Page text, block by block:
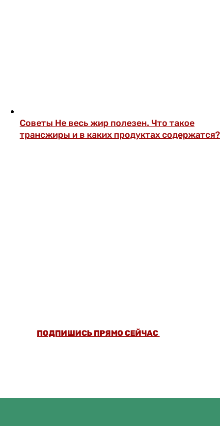
Советы Не весь жир полезен. Что такое
трансжиры и в каких продуктах содержатся?
ПОДПИШИСЬ ПРЯМО СЕЙЧАС